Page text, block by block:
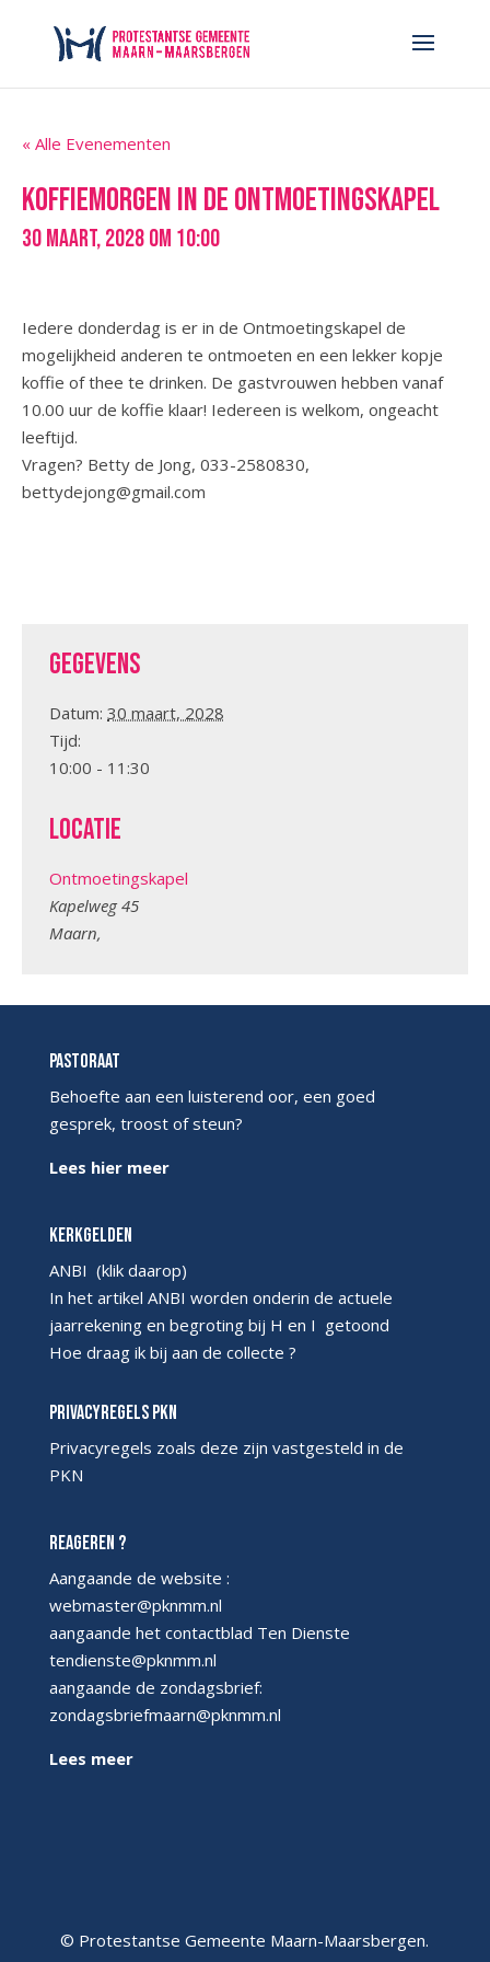
« Alle Evenementen
koffiemorgen in de Ontmoetingskapel
30 maart, 2028 om 10:00
Iedere donderdag is er in de Ontmoetingskapel de
mogelijkheid anderen te ontmoeten en een lekker kopje
koffie of thee te drinken. De gastvrouwen hebben vanaf
10.00 uur de koffie klaar! Iedereen is welkom, ongeacht
leeftijd.
Vragen? Betty de Jong, 033-2580830,
bettydejong@gmail.com
Gegevens
Datum: 30 maart, 2028
Tijd:
10:00 - 11:30
Locatie
Ontmoetingskapel
Kapelweg 45
Maarn,
Pastoraat
Behoefte aan een luisterend oor, een goed
gesprek, troost of steun?
Lees hier meer
Kerkgelden
ANBI (klik daarop)
In het artikel ANBI worden onderin de actuele
jaarrekening en begroting bij H en I getoond
Hoe draag ik bij aan de collecte ?
Privacyregels PKN
Privacyregels zoals deze zijn vastgesteld in de
PKN
Reageren ?
Aangaande de website :
webmaster@pknmm.nl
aangaande het contactblad Ten Dienste
tendienste@pknmm.nl
aangaande de zondagsbrief:
zondagsbriefmaarn@pknmm.nl
Lees meer
© Protestantse Gemeente Maarn-Maarsbergen.